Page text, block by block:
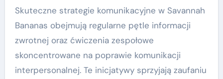
Skuteczne strategie komunikacyjne w Savannah
Bananas obejmują regularne pętle informacji
zwrotnej oraz ćwiczenia zespołowe
skoncentrowane na poprawie komunikacji
interpersonalnej. Te inicjatywy sprzyjają zaufaniu